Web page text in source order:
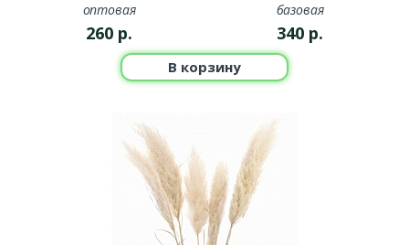
оптовая
260 р.
базовая
340 р.
В корзину